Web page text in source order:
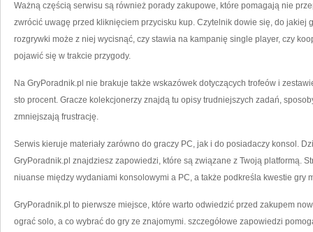
Ważną częścią serwisu są również porady zakupowe, które pomagają nie
zwrócić uwagę przed kliknięciem przycisku kup. Czytelnik dowie się, do jakiej
rozgrywki może z niej wycisnąć, czy stawia na kampanię single player, czy
pojawić się w trakcie przygody.
Na GryPoradnik.pl nie brakuje także wskazówek dotyczących trofeów i
sto procent. Gracze kolekcjonerzy znajdą tu opisy trudniejszych zadań,
zmniejszają frustrację.
Serwis kieruje materiały zarówno do graczy PC, jak i do posiadaczy konsol.
GryPoradnik.pl znajdziesz zapowiedzi, które są związane z Twoją platformą.
niuanse między wydaniami konsolowymi a PC, a także podkreśla kwestie gry
GryPoradnik.pl to pierwsze miejsce, które warto odwiedzić przed zakupem
ograć solo, a co wybrać do gry ze znajomymi. szczegółowe zapowiedzi